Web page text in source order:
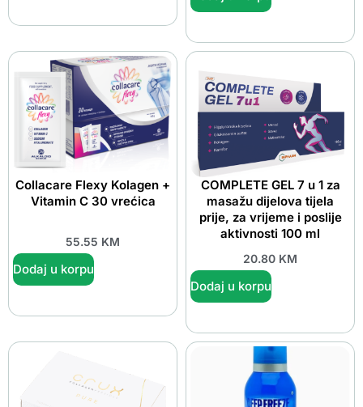
Collacare Flexy Kolagen +
Vitamin C 30 vrećica
55.55 KM
Dodaj u korpu
COMPLETE GEL 7 u 1 za
masažu dijelova tijela
prije, za vrijeme i poslije
aktivnosti 100 ml
20.80 KM
Dodaj u korpu